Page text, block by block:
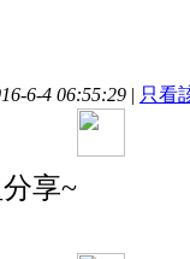
6-4 06:55:29 | 只看
享~